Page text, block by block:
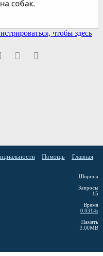
собак.
чтобы здесь
WhatsAppЭлектронная почта
Помощь Главная
Ширина
Запросы
15
Время
0.0314s
Память
3.00MB